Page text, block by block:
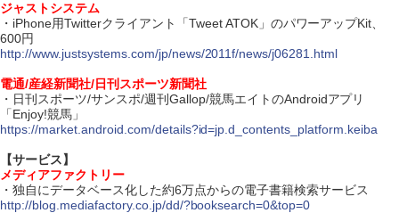
ジャストシステム
・iPhone用Twitterクライアント「Tweet ATOK」のパワーアップKit、
600円
http://www.justsystems.com/jp/news/2011f/news/j06281.html
電通/産経新聞社/日刊スポーツ新聞社
・日刊スポーツ/サンスポ/週刊Gallop/競馬エイトのAndroidアプリ
「Enjoy!競馬」
https://market.android.com/details?id=jp.d_contents_platform.keiba
【サービス】
メディアファクトリー
・独自にデータベース化した約6万点からの電子書籍検索サービス
http://blog.mediafactory.co.jp/dd/?booksearch=0&top=0